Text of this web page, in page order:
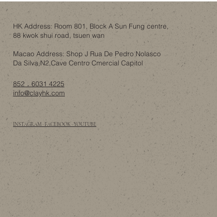
木與金屬的共存：從赫爾辛基社區中心，
睇香港家居物料選擇
HK Address: Room 801, Block A Sun Fung centre,
88 kwok shui road, tsuen wan
Macao Address: Shop J Rua De Pedro Nolasco
Da Silva,N2,Cave Centro Cmercial Capitol
852．6031 4225
info@clayhk.com
INSTAGRAM · FACEBOOK · YOUTUBE